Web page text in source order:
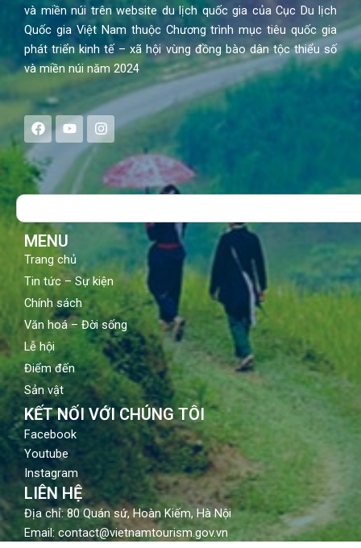
và miền núi trên website du lịch quốc gia của Cục Du lịch
Quốc gia Việt Nam thuộc Chương trình mục tiêu quốc gia
phát triển kinh tế – xã hội vùng đồng bào dân tộc thiểu số
và miền núi năm 2024
F
a
c
e
b
o
Y
o
u
t
u
b
I
n
s
a
g
Search
MENU
Trang chủ
Tin tức – Sự kiện
Chính sách
Văn hoá – Đời sống
Lễ hội
Điểm đến
Sản vật
KẾT NỐI VỚI CHÚNG TÔI
Facebook
Youtube
Instagram
LIÊN HỆ
Địa chỉ: 80 Quán sứ, Hoàn Kiếm, Hà Nội
Email: contact@vietnamtourism.gov.vn